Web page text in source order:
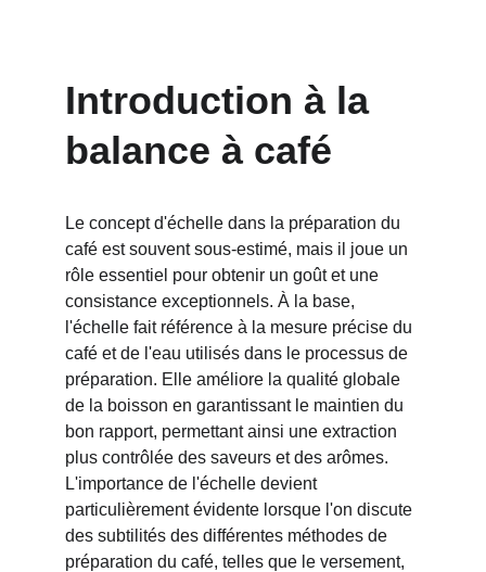
Introduction à la
balance à café
Le concept d'échelle dans la préparation du
café est souvent sous-estimé, mais il joue un
rôle essentiel pour obtenir un goût et une
consistance exceptionnels. À la base,
l'échelle fait référence à la mesure précise du
café et de l'eau utilisés dans le processus de
préparation. Elle améliore la qualité globale
de la boisson en garantissant le maintien du
bon rapport, permettant ainsi une extraction
plus contrôlée des saveurs et des arômes.
L'importance de l'échelle devient
particulièrement évidente lorsque l'on discute
des subtilités des différentes méthodes de
préparation du café, telles que le versement,